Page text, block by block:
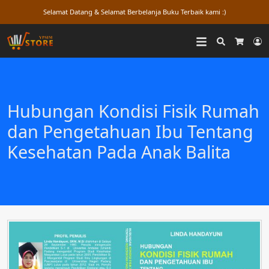
Selamat Datang & Selamat Berbelanja Buku Terbaik kami :)
Search
Hubungan Kondisi Fisik Rumah
dan Pengetahuan Ibu Tentang
Kesehatan Pada Anak Balita